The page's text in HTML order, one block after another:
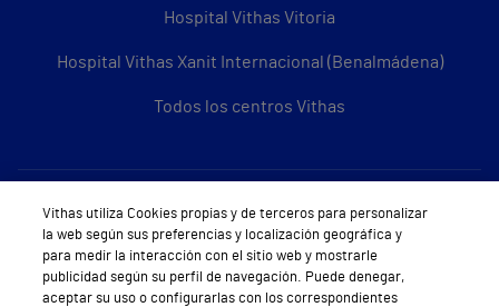
Hospital Vithas Vitoria
Hospital Vithas Xanit Internacional (Benalmádena)
Todos los centros Vithas
Sobre Vithas
Quiénes somos
Trabajar en Vithas
Vithas utiliza Cookies propias y de terceros para personalizar
la web según sus preferencias y localización geográfica y
para medir la interacción con el sitio web y mostrarle
publicidad según su perfil de navegación. Puede denegar,
aceptar su uso o configurarlas con los correspondientes